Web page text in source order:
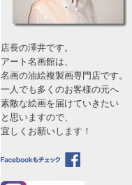
店長の澤井です。
アート名画館は、
名画の油絵複製画専門店です。
一人でも多くのお客様の元へ
素敵な絵画を届けていきたい
と思いますので、
宜しくお願いします！